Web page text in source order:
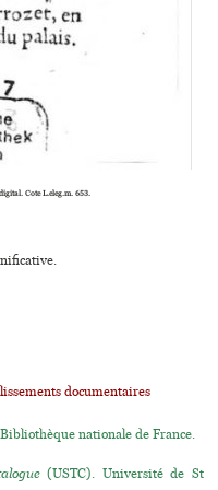
Cote L.eleg.m. 653.
documentaires
nationale de France.
(USTC). Université de St